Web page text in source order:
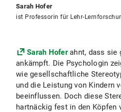
Sarah Hofer
ist Professorin für Lehr-
Sarah Hoferahnt, dass sie
ankämpft. Die Psychologin
wie gesellschaftliche
und die Leistung von Kindern
beeinflussen. Doch diese
hartnäckig fest in den Köpfen